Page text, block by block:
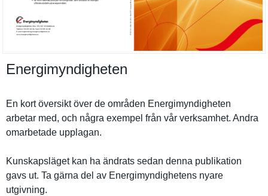
Energimyndigheten
En kort översikt över de områden Energimynd­igheten
arbetar med, och några exempel från vår verksamhet. Andra
omarbetade upplagan.
Kunskapslä­get kan ha ändrats sedan denna publikatio­n
gavs ut. Ta gärna del av Energimynd­ighetens nyare
utgivning.